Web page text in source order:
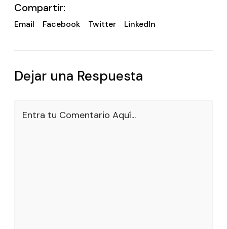
Compartir:
Email Facebook Twitter LinkedIn
Dejar una Respuesta
Entra tu Comentario Aquí...